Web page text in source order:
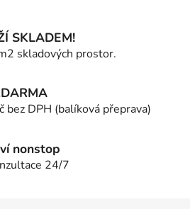
p
r
k
y
v
p
i
SKLADEM!
skladových prostor.
bez DPH (balíková přeprava)
nonstop
24/7